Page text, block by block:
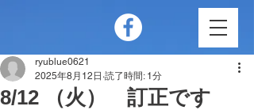
8/12 （火） 訂正です
ryublue0621
2025年8月12日 読了時間: 1分